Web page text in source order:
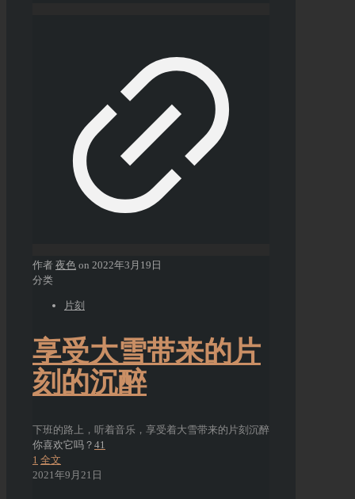
作者 夜色 on 2022年3月19日
分类
片刻
享受大雪带来的片
刻的沉醉
下班的路上，听着音乐，享受着大雪带来的片刻沉醉
你喜欢它吗？ 41
1 全文
2021年9月21日